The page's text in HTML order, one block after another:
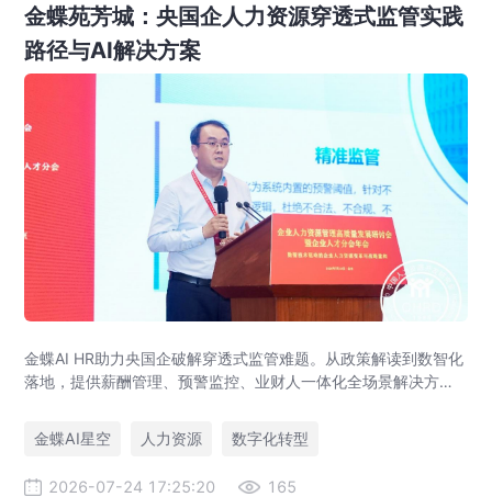
金蝶苑芳城：央国企人力资源穿透式监管实践
路径与AI解决方案
金蝶AI HR助力央国企破解穿透式监管难题。从政策解读到数智化
落地，提供薪酬管理、预警监控、业财人一体化全场景解决方
金蝶AI星空
人力资源 数字化转型
2026-07-24 17:25:20 165